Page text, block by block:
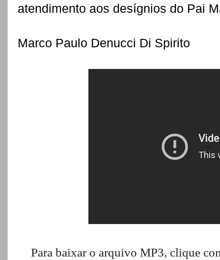
atendimento aos desígnios do Pai
Marco Paulo Denucci Di Spirito
Para baixar o arquivo MP3, clique